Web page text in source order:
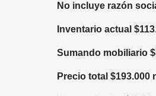
No incluye razón
Inventario actual
Sumando mobiliario
Precio total $193.000